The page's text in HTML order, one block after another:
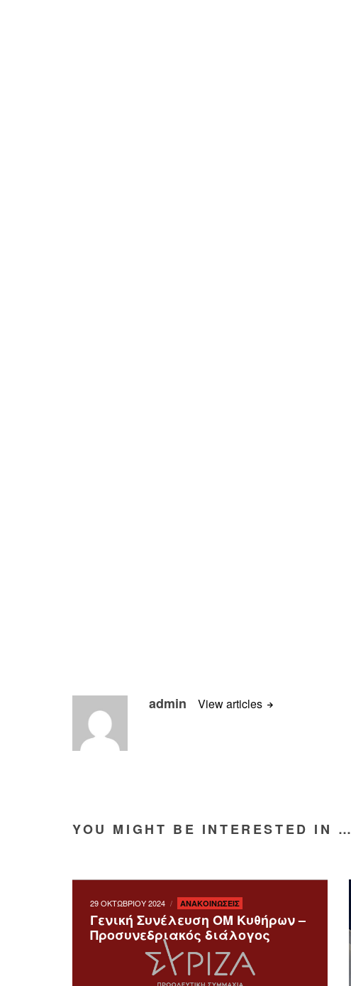
admin View articles
YOU MIGHT BE INTERESTED IN …
29 ΟΚΤΩΒΡΙΟΥ 2024 ΑΝΑΚΟΙΝΩΣΕΙΣ
Γενική Συνέλευση ΟΜ Κυθήρων –
Προσυνεδριακός διάλογος